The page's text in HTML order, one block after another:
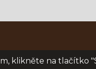
klikněte na tlačítko